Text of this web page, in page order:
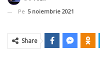
Pe 5 noiembrie 2021
Share